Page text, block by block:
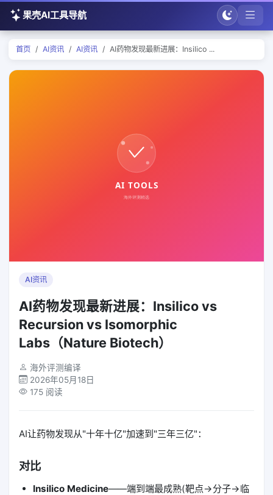
果壳AI工具导航
首页 AI资讯 AI资讯 AI药物发现最新进展：Insilico ...
AI资讯
AI药物发现最新进展：Insilico vs
Recursion vs Isomorphic
Labs（Nature Biotech）
海外评测编译
2026年05月18日
175 阅读
AI让药物发现从"十年十亿"加速到"三年三亿"：
对比
Insilico Medicine——端到端最成熟(靶点→分子→临